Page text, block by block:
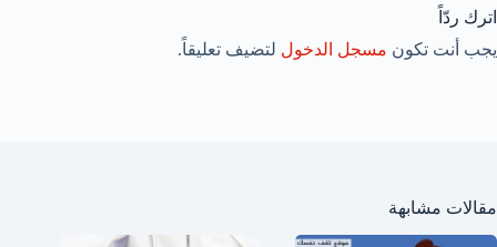
اترك ردّاً
يجب أنت تكون مسجل الدخول لتضيف تعليقاً.
مقالات مشابهة